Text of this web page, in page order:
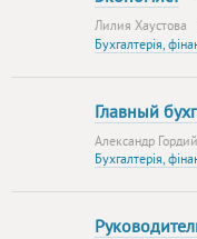
Лилия Хаустова
Бухгалтерія,
Главный
Александр
Бухгалтерія,